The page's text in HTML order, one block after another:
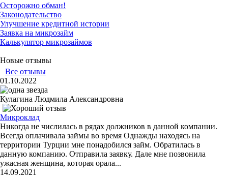
Осторожно обман!
Законодательство
Улучшение кредитной истории
Заявка на микрозайм
Калькулятор микрозаймов
Новые отзывы
Все отзывы
01.10.2022
Кулагина Людмила Александровна
Микроклад
Никогда не числилась в рядах должников в данной компании.
Всегда оплачивала займы во время Однажды находясь на
территории Турции мне понадобился займ. Обратилась в
данную компанию. Отправила заявку. Дале мне позвонила
ужасная женщина, которая орала...
14.09.2021